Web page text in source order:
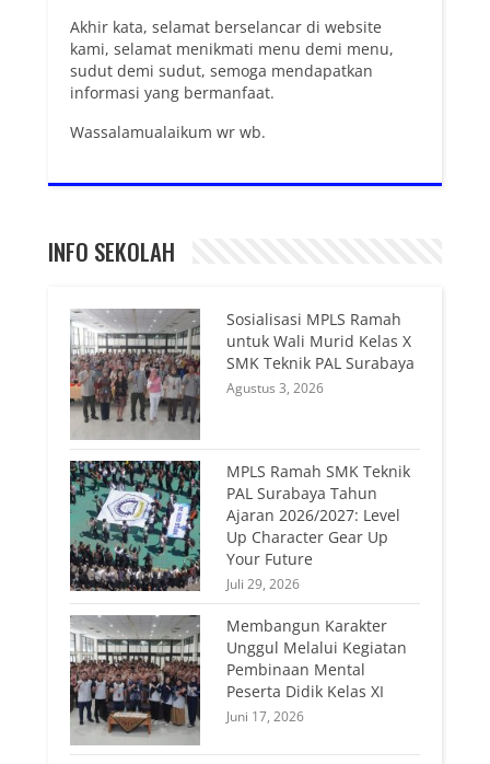
Akhir kata, selamat berselancar di website
kami, selamat menikmati menu demi menu,
sudut demi sudut, semoga mendapatkan
informasi yang bermanfaat.
Wassalamualaikum wr wb.
INFO SEKOLAH
Sosialisasi MPLS Ramah
untuk Wali Murid Kelas X
SMK Teknik PAL Surabaya
Agustus 3, 2026
MPLS Ramah SMK Teknik
PAL Surabaya Tahun
Ajaran 2026/2027: Level
Up Character Gear Up
Your Future
Juli 29, 2026
Membangun Karakter
Unggul Melalui Kegiatan
Pembinaan Mental
Peserta Didik Kelas XI
Juni 17, 2026